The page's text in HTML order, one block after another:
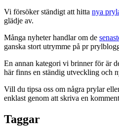
Vi försöker ständigt att hitta nya
glädje av.
Många nyheter handlar om de
ganska stort utrymme på pr
En annan kategori vi brinner för är
här finns en ständig utveckling och
Vill du tipsa oss om några prylar
enklast genom att skriva en
Taggar